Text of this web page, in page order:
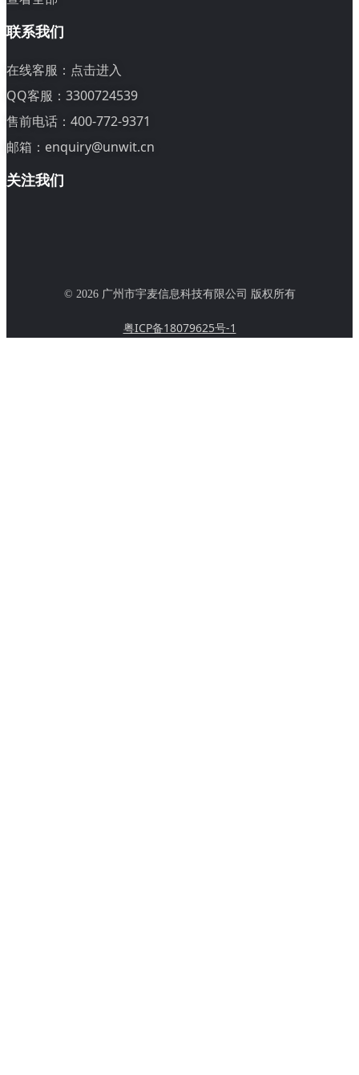
联系我们
在线客服： 点击进入
QQ客服：3300724539
售前电话：400-772-9371
邮箱：enquiry@unwit.cn
关注我们
© 2026 广州市宇麦信息科技有限公司 版权所有
粤ICP备18079625号-1